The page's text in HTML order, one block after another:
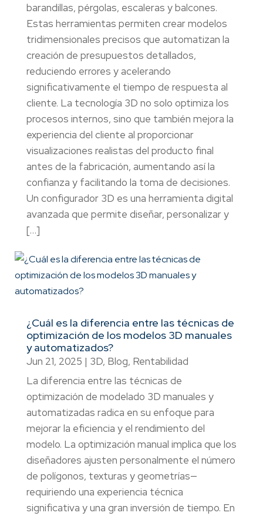
barandillas, pérgolas, escaleras y balcones.
Estas herramientas permiten crear modelos
tridimensionales precisos que automatizan la
creación de presupuestos detallados,
reduciendo errores y acelerando
significativamente el tiempo de respuesta al
cliente. La tecnología 3D no solo optimiza los
procesos internos, sino que también mejora la
experiencia del cliente al proporcionar
visualizaciones realistas del producto final
antes de la fabricación, aumentando así la
confianza y facilitando la toma de decisiones.
Un configurador 3D es una herramienta digital
avanzada que permite diseñar, personalizar y
[…]
¿Cuál es la diferencia entre las técnicas de
optimización de los modelos 3D manuales
y automatizados?
Jun 21, 2025 | 3D, Blog, Rentabilidad
La diferencia entre las técnicas de
optimización de modelado 3D manuales y
automatizadas radica en su enfoque para
mejorar la eficiencia y el rendimiento del
modelo. La optimización manual implica que los
diseñadores ajusten personalmente el número
de polígonos, texturas y geometrías—
requiriendo una experiencia técnica
significativa y una gran inversión de tiempo. En